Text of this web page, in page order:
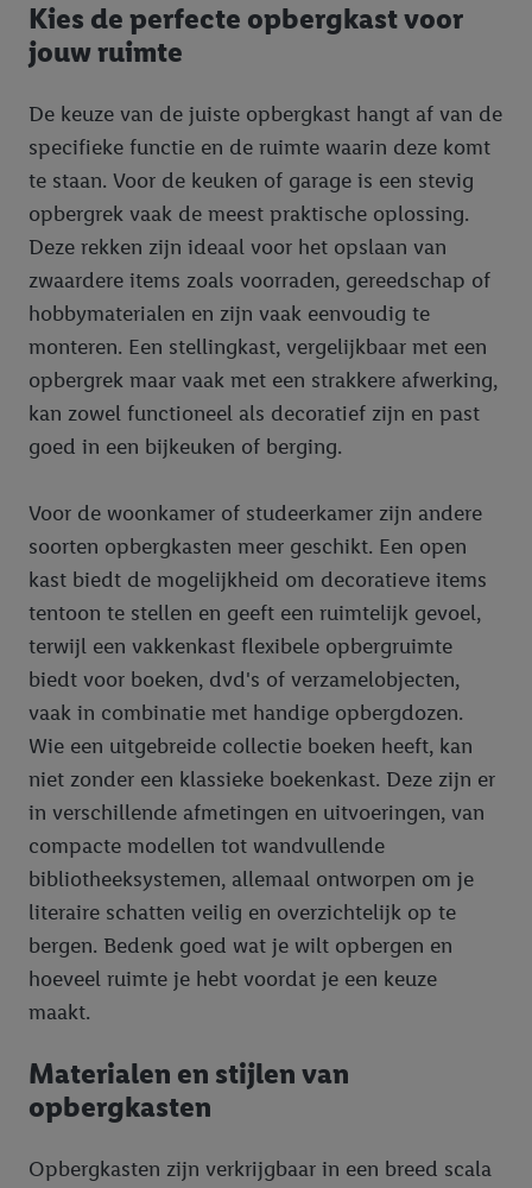
Kies de perfecte opbergkast voor
jouw ruimte
De keuze van de juiste opbergkast hangt af van de
specifieke functie en de ruimte waarin deze komt
te staan. Voor de keuken of garage is een stevig
opbergrek vaak de meest praktische oplossing.
Deze rekken zijn ideaal voor het opslaan van
zwaardere items zoals voorraden, gereedschap of
hobbymaterialen en zijn vaak eenvoudig te
monteren. Een stellingkast, vergelijkbaar met een
opbergrek maar vaak met een strakkere afwerking,
kan zowel functioneel als decoratief zijn en past
goed in een bijkeuken of berging.
Voor de woonkamer of studeerkamer zijn andere
soorten opbergkasten meer geschikt. Een open
kast biedt de mogelijkheid om decoratieve items
tentoon te stellen en geeft een ruimtelijk gevoel,
terwijl een vakkenkast flexibele opbergruimte
biedt voor boeken, dvd's of verzamelobjecten,
vaak in combinatie met handige opbergdozen.
Wie een uitgebreide collectie boeken heeft, kan
niet zonder een klassieke boekenkast. Deze zijn er
in verschillende afmetingen en uitvoeringen, van
compacte modellen tot wandvullende
bibliotheeksystemen, allemaal ontworpen om je
literaire schatten veilig en overzichtelijk op te
bergen. Bedenk goed wat je wilt opbergen en
hoeveel ruimte je hebt voordat je een keuze
maakt.
Materialen en stijlen van
opbergkasten
Opbergkasten zijn verkrijgbaar in een breed scala